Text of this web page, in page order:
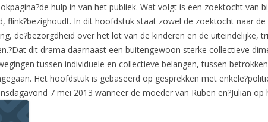
hulp in van het publiek. Wat volgt is een zoektocht van
flink?bezighoudt. In dit hoofdstuk staat zowel de zoektocht naar
de?bezorgdheid over het lot van de kinderen en de uiteindelijke,
dit drama daarnaast een buitengewoon sterke collectieve
tussen individuele en collectieve belangen, tussen
Het hoofdstuk is gebaseerd op gesprekken met
7 mei 2013 wanneer de moeder van Ruben en?Julian